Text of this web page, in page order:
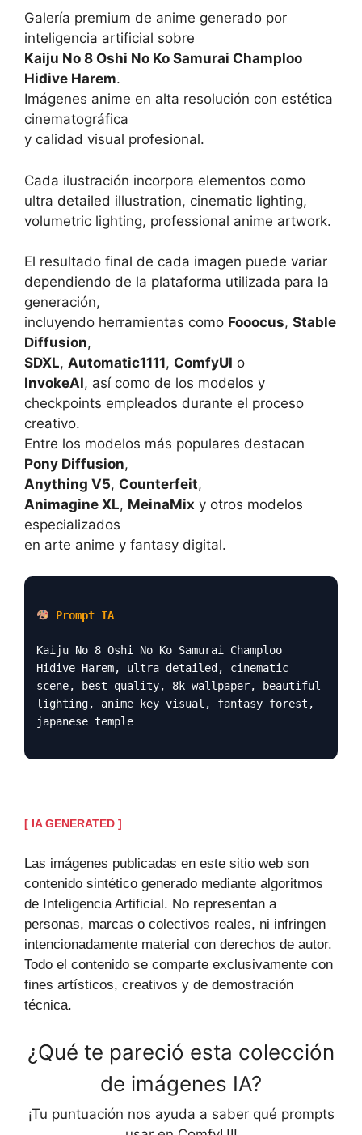
Galería premium de anime generado por
inteligencia artificial sobre
Kaiju No 8 Oshi No Ko Samurai Champloo
Hidive Harem.
Imágenes anime en alta resolución con estética
cinematográfica
y calidad visual profesional.
Cada ilustración incorpora elementos como
ultra detailed illustration, cinematic lighting,
volumetric lighting, professional anime artwork.
El resultado final de cada imagen puede variar
dependiendo de la plataforma utilizada para la
generación,
incluyendo herramientas como Fooocus, Stable
Diffusion,
SDXL, Automatic1111, ComfyUI o
InvokeAI, así como de los modelos y
checkpoints empleados durante el proceso
creativo.
Entre los modelos más populares destacan
Pony Diffusion,
Anything V5, Counterfeit,
Animagine XL, MeinaMix y otros modelos
especializados
en arte anime y fantasy digital.
Prompt IA
Kaiju No 8 Oshi No Ko Samurai Champloo
Hidive Harem, ultra detailed, cinematic
scene, best quality, 8k wallpaper, beautiful
lighting, anime key visual, fantasy forest,
japanese temple
[ IA GENERATED ]
Las imágenes publicadas en este sitio web son
contenido sintético generado mediante algoritmos
de Inteligencia Artificial. No representan a
personas, marcas o colectivos reales, ni infringen
intencionadamente material con derechos de autor.
Todo el contenido se comparte exclusivamente con
fines artísticos, creativos y de demostración
técnica.
¿Qué te pareció esta colección
de imágenes IA?
¡Tu puntuación nos ayuda a saber qué prompts